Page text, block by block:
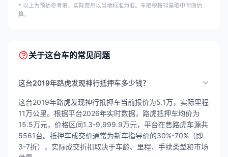
* 以上为预估参考值，实际费用以当地标准为准。车船税按排量取中间值估
算。
关于这台车的常见问题
这台2019年路虎发现神行抵押车多少钱？
这台2019年路虎发现神行抵押车当前报价为5.1万，实际里程
11万公里。根据平台2026年实时数据，路虎抵押车均价为
15.5万元，价格区间1.3-9,999.9万元，平台在售路虎车源共
5561台。抵押车成交价通常为新车指导价的30%-70%（即
3-7折），实际成交折扣取决于车龄、里程、手续类型和市场